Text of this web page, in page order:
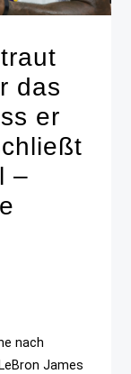
das
er
–
nach
James